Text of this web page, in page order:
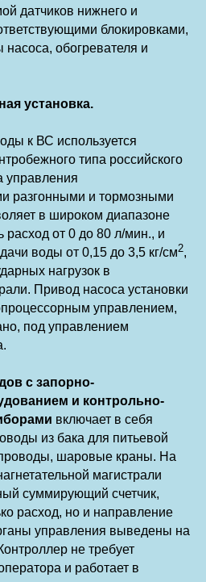
датчиков нижнего и
блокировками,
обогревателя и
установка.
к ВС используется
типа российского
управления
разгонными и тормозными
в широком диапазоне
расход от 0 до 80 л/мин., и
воды от 0,15 до 3,5 кг/см2,
нагрузок в
Привод насоса установки
управлением,
под управлением
с запорно-
и контрольно-
включает в себя
из бака для питьевой
шаровые краны. На
магистрали
суммирующий счетчик,
расход, но и направление
управления выведены на
не требует
и работает в